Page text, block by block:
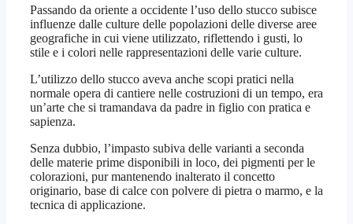
Passando da oriente a occidente l’uso dello stucco subisce
influenze dalle culture delle popolazioni delle diverse aree
geografiche in cui viene utilizzato, riflettendo i gusti, lo
stile e i colori nelle rappresentazioni delle varie culture.
L’utilizzo dello stucco aveva anche scopi pratici nella
normale opera di cantiere nelle costruzioni di un tempo, era
un’arte che si tramandava da padre in figlio con pratica e
sapienza.
Senza dubbio, l’impasto subiva delle varianti a seconda
delle materie prime disponibili in loco, dei pigmenti per le
colorazioni, pur mantenendo inalterato il concetto
originario, base di calce con polvere di pietra o marmo, e la
tecnica di applicazione.